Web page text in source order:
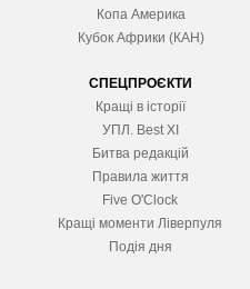
Копа Америка
Кубок Африки (КАН)
СПЕЦПРОЄКТИ
Кращі в історії
УПЛ. Best XІ
Битва редакцій
Правила життя
Five O'Clock
Кращі моменти Ліверпуля
Подія дня